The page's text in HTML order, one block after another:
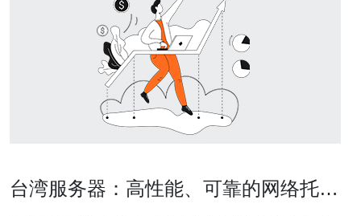
台湾服务器：高性能、可靠的网络托管